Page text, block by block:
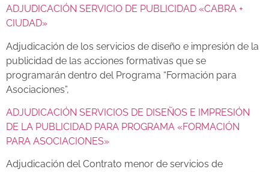
ADJUDICACIÓN SERVICIO DE PUBLICIDAD «CABRA +
CIUDAD»
Adjudicación de los servicios de diseño e impresión de la
publicidad de las acciones formativas que se
programarán dentro del Programa “Formación para
Asociaciones”,
ADJUDICACIÓN SERVICIOS DE DISEÑOS E IMPRESIÓN
DE LA PUBLICIDAD PARA PROGRAMA «FORMACIÓN
PARA ASOCIACIONES»
Adjudicación del Contrato menor de servicios de